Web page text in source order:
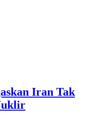
Iran Tak